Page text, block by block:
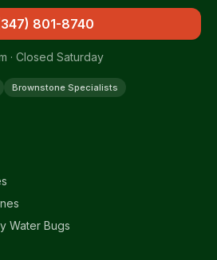
801-8740
· Closed Saturday
Brownstone Specialists
Water Bugs